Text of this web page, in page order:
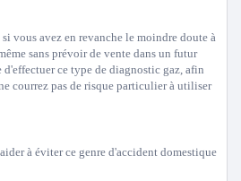
vous avez en revanche le moindre doute à
sans prévoir de vente dans un futur
d'effectuer ce type de diagnostic gaz, afin
courrez pas de risque particulier à utiliser
à éviter ce genre d'accident domestique